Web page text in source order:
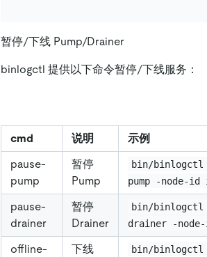
暂停/下线 Pump/Drainer
binlogctl 提供以下命令暂停/下线服务：
cmd 说明
示例
pause-
pump
暂停
Pump
bin/binlogctl
pump -node-
pause-
drainer
暂停
Drainer
bin/binlogctl
drainer -
offline-
下线
bin/binlogctl